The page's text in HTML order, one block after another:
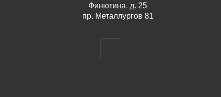
Финютина, д. 25
пр. Металлургов 81